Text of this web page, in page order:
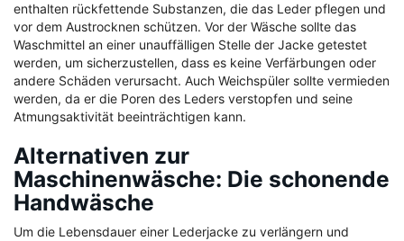
enthalten rückfettende Substanzen, die das Leder pflegen und
vor dem Austrocknen schützen. Vor der Wäsche sollte das
Waschmittel an einer unauffälligen Stelle der Jacke getestet
werden, um sicherzustellen, dass es keine Verfärbungen oder
andere Schäden verursacht. Auch Weichspüler sollte vermieden
werden, da er die Poren des Leders verstopfen und seine
Atmungsaktivität beeinträchtigen kann.
Alternativen zur
Maschinenwäsche: Die schonende
Handwäsche
Um die Lebensdauer einer Lederjacke zu verlängern und